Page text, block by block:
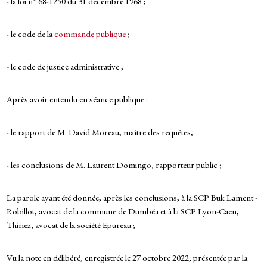
- le code de lacommande publique;
- le code de justice administrative ;
Après avoir entendu en séance publique :
- le rapport de M. David Moreau, maître des requêtes,
- les conclusions de M. Laurent Domingo, rapporteur public ;
La parole ayant été donnée, après les conclusions, à la SCP Buk Lament -
Robillot, avocat de la commune de Dumbéa et à la SCP Lyon-Caen,
Thiriez, avocat de la société Epureau ;
Vu la note en délibéré, enregistrée le 27 octobre 2022, présentée par la